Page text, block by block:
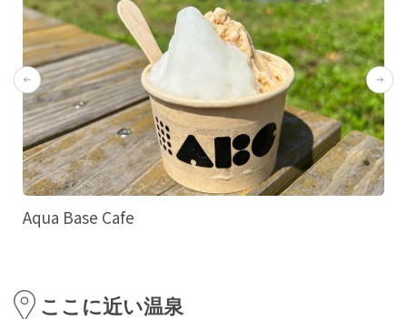
Aqua Base Cafe
ここに近い温泉